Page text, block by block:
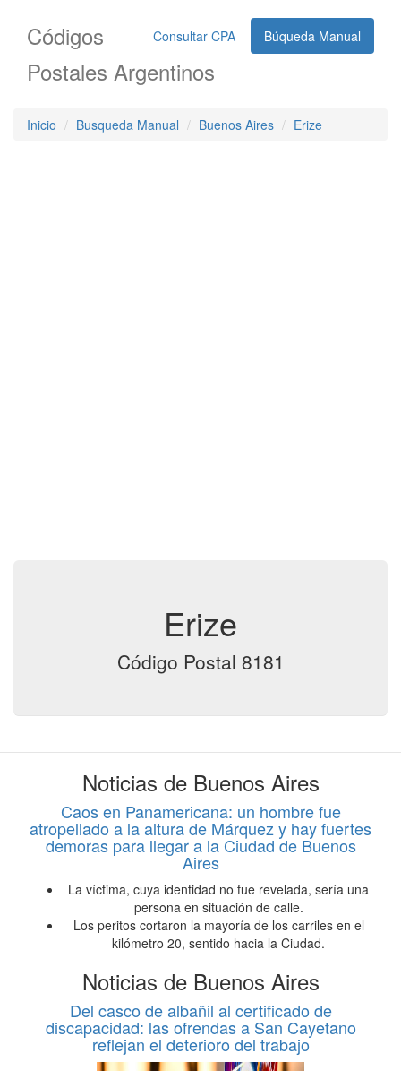
Consultar CPA Búqueda Manual
Códigos
Postales Argentinos
Inicio Busqueda Manual Buenos Aires Erize
Erize
Código Postal 8181
Noticias de Buenos Aires
Caos en Panamericana: un hombre fue
atropellado a la altura de Márquez y hay fuertes
demoras para llegar a la Ciudad de Buenos
Aires
La víctima, cuya identidad no fue revelada, sería una
persona en situación de calle.
Los peritos cortaron la mayoría de los carriles en el
kilómetro 20, sentido hacia la Ciudad.
Noticias de Buenos Aires
Del casco de albañil al certificado de
discapacidad: las ofrendas a San Cayetano
reflejan el deterioro del trabajo